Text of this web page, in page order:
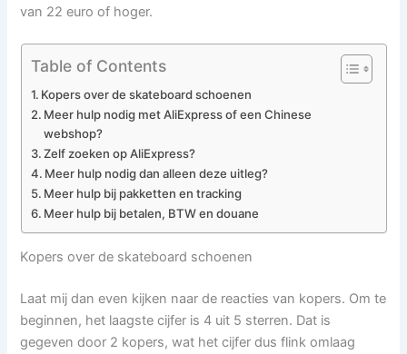
van 22 euro of hoger.
Table of Contents
Kopers over de skateboard schoenen
Meer hulp nodig met AliExpress of een Chinese
webshop?
Zelf zoeken op AliExpress?
Meer hulp nodig dan alleen deze uitleg?
Meer hulp bij pakketten en tracking
Meer hulp bij betalen, BTW en douane
Kopers over de skateboard schoenen
Laat mij dan even kijken naar de reacties van kopers. Om te
beginnen, het laagste cijfer is 4 uit 5 sterren. Dat is
gegeven door 2 kopers, wat het cijfer dus flink omlaag